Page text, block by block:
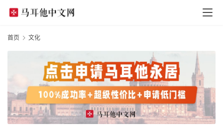
首页 文化